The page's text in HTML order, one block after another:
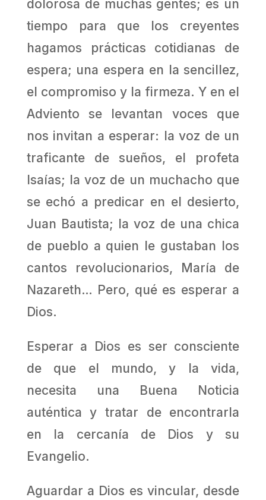
dolorosa de muchas gentes; es un
tiempo para que los creyentes
hagamos prácticas cotidianas de
espera; una espera en la sencillez,
el compromiso y la firmeza. Y en el
Adviento se levantan voces que
nos invitan a esperar: la voz de un
traficante de sueños, el profeta
Isaías; la voz de un muchacho que
se echó a predicar en el desierto,
Juan Bautista; la voz de una chica
de pueblo a quien le gustaban los
cantos revolucionarios, María de
Nazareth… Pero, qué es esperar a
Dios.
Esperar a Dios es ser consciente
de que el mundo, y la vida,
necesita una Buena Noticia
auténtica y tratar de encontrarla
en la cercanía de Dios y su
Evangelio.
Aguardar a Dios es vincular, desde